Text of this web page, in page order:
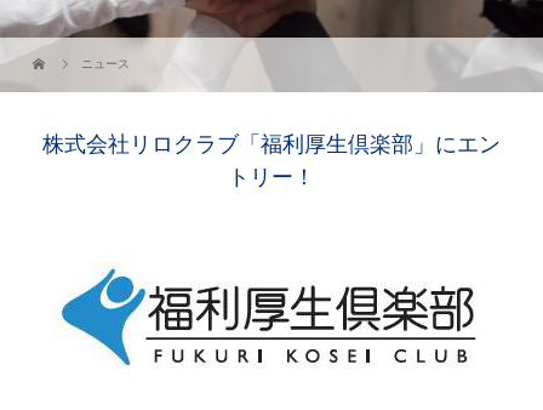
ニュース
株式会社リロクラブ「福利厚生倶楽部」にエン
トリー！